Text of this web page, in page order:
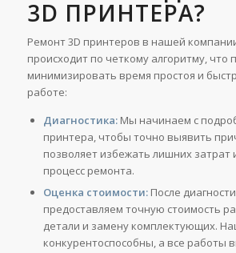
3D ПРИНТЕРА?
Ремонт 3D принтеров в нашей
происходит по четкому алгоритму, что
минимизировать время простоя и
работе:
Диагностика:Мы начинаем с
принтера, чтобы точно выявить
позволяет избежать лишних затрат
процесс ремонта.
Оценка стоимости:После
предоставляем точную стоимость
детали и замену комплектующих.
конкурентоспособны, а все работы